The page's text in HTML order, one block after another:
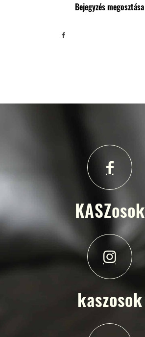
Bejegyzés megosztása
KASZosok
kaszosok